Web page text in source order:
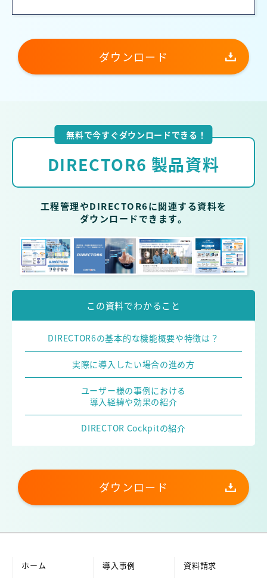
ダウンロード
無料で今すぐダウンロードできる！
DIRECTOR6 製品資料
工程管理やDIRECTOR6に関連する資料を
ダウンロードできます。
この資料でわかること
DIRECTOR6の基本的な機能概要や特徴は？
実際に導入したい場合の進め方
ユーザー様の事例における
導入経緯や効果の紹介
DIRECTOR Cockpitの紹介
ダウンロード
ホーム
導入事例
資料請求